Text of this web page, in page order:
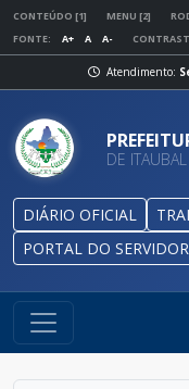
CONTEÚDO [1] MENU [2]
FONTE:
A+ A A-
Atendimento:
DE ITAUBAL
DIÁRIO OFICIAL
PORTAL DO SERVIDOR